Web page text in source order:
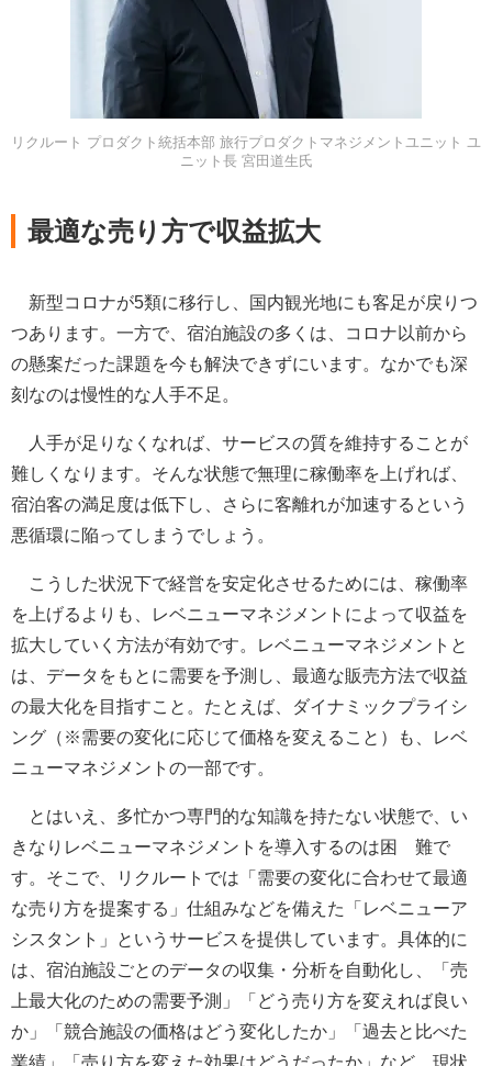
リクルート プロダクト統括本部 旅行プロダクトマネジメントユニット ユ
ニット長 宮田道生氏
最適な売り方で収益拡大
新型コロナが5類に移行し、国内観光地にも客足が戻りつ
つあります。一方で、宿泊施設の多くは、コロナ以前から
の懸案だった課題を今も解決できずにいます。なかでも深
刻なのは慢性的な人手不足。
人手が足りなくなれば、サービスの質を維持することが
難しくなります。そんな状態で無理に稼働率を上げれば、
宿泊客の満足度は低下し、さらに客離れが加速するという
悪循環に陥ってしまうでしょう。
こうした状況下で経営を安定化させるためには、稼働率
を上げるよりも、レベニューマネジメントによって収益を
拡大していく方法が有効です。レベニューマネジメントと
は、データをもとに需要を予測し、最適な販売方法で収益
の最大化を目指すこと。たとえば、ダイナミックプライシ
ング（※需要の変化に応じて価格を変えること）も、レベ
ニューマネジメントの一部です。
とはいえ、多忙かつ専門的な知識を持たない状態で、い
きなりレベニューマネジメントを導入するのは困 難で
す。そこで、リクルートでは「需要の変化に合わせて最適
な売り方を提案する」仕組みなどを備えた「レベニューア
シスタント」というサービスを提供しています。具体的に
は、宿泊施設ごとのデータの収集・分析を自動化し、「売
上最大化のための需要予測」「どう売り方を変えれば良い
か」「競合施設の価格はどう変化したか」「過去と比べた
業績」「売り方を変えた効果はどうだったか」など、現状